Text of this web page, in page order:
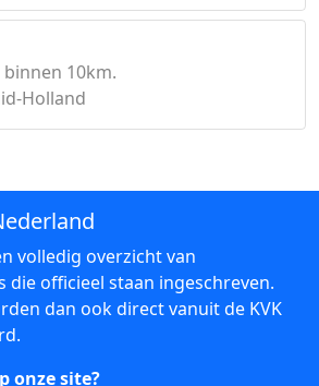
10km.
Holland
volledig overzicht van
die officieel staan ingeschreven.
dan ook direct vanuit de KVK
onze site?